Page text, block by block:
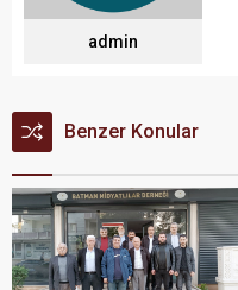
admin
Benzer Konular